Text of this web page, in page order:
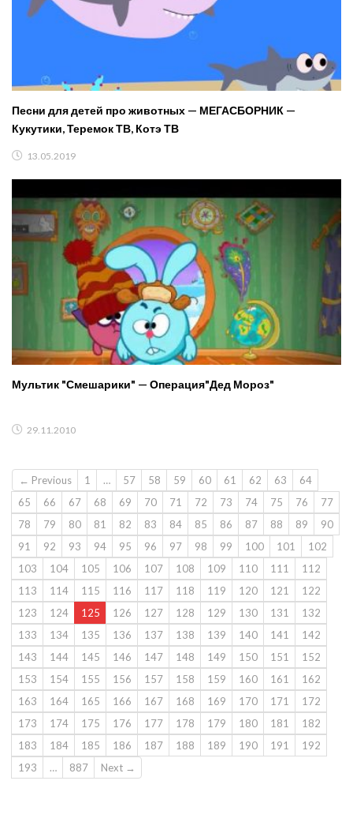
Песни для детей про животных — МЕГАСБОРНИК —
Кукутики, Теремок ТВ, Котэ ТВ
13.05.2019
Мультик "Смешарики" — Операция"Дед Мороз"
29.11.2010
← Previous 1 … 57 58 59 60 61 62 63
64
65
66 67 68 69 70 71 72 73 74 75 76
77
78
79 80 81 82 83 84 85 86 87 88 89
90
91
92 93 94 95 96 97 98 99 100 101
102
103
104 105 106 107 108 109 110 111
112
113
114 115 116 117 118 119 120 121
122
123
124 125 126 127 128 129 130 131
132
133
134 135 136 137 138 139 140 141
142
143
144 145 146 147 148 149 150 151
152
153
154 155 156 157 158 159 160 161
162
163
164 165 166 167 168 169 170 171
172
173
174 175 176 177 178 179 180 181
182
183
184 185 186 187 188 189 190 191
192
193
… 887 Next →